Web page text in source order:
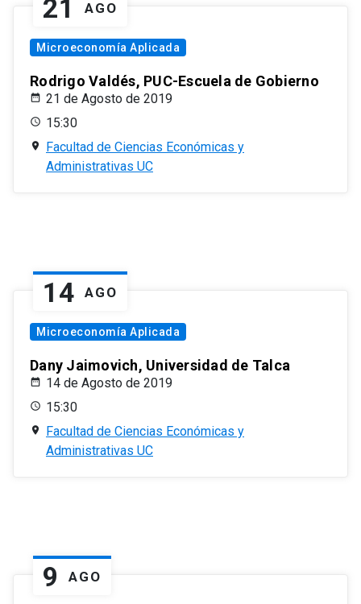
21 AGO
Microeconomía Aplicada
Rodrigo Valdés, PUC-Escuela de Gobierno
21 de Agosto de 2019
15:30
Facultad de Ciencias Económicas y
Administrativas UC
14 AGO
Microeconomía Aplicada
Dany Jaimovich, Universidad de Talca
14 de Agosto de 2019
15:30
Facultad de Ciencias Económicas y
Administrativas UC
9 AGO